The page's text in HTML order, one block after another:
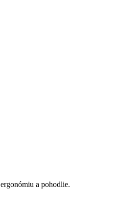
a pohodlie.